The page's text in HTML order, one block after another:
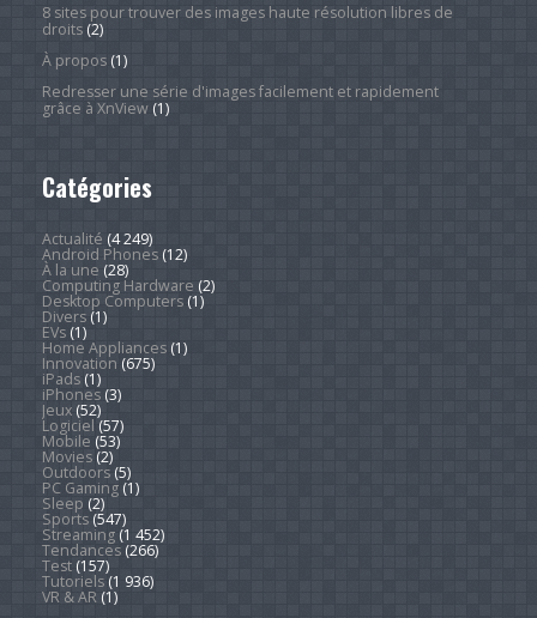
8 sites pour trouver des images haute résolution libres de
droits(2)
À propos(1)
Redresser une série d'images facilement et rapidement
grâce à XnView(1)
Catégories
Actualité (4 249)
Android Phones(12)
À la une (28)
Computing Hardware (2)
Desktop Computers(1)
Divers(1)
EVs(1)
Home Appliances(1)
Innovation (675)
iPads(1)
iPhones(3)
Jeux(52)
Logiciel (57)
Mobile (53)
Movies(2)
Outdoors(5)
PC Gaming(1)
Sleep (2)
Sports(547)
Streaming(1 452)
Tendances(266)
Test(157)
Tutoriels(1 936)
VR & AR(1)